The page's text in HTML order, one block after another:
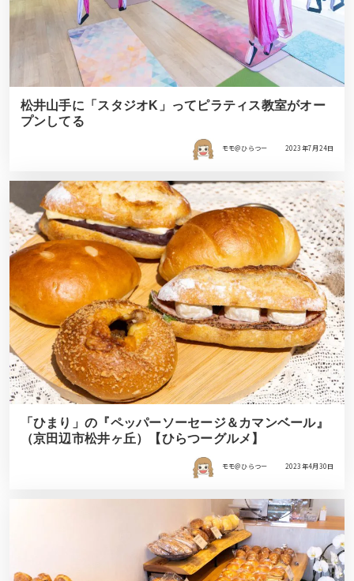
松井山手に「スタジオK」ってピラティス教室がオー
プンしてる
モモ＠ひらつー 2023年7月24日
「ひまり」の『ペッパーソーセージ＆カマンベール』
（京田辺市松井ヶ丘）【ひらつーグルメ】
モモ＠ひらつー 2023年4月30日